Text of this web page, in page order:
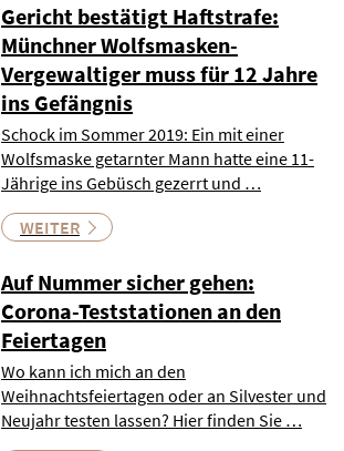
Gericht bestätigt Haftstrafe:
Münchner Wolfsmasken-
Vergewaltiger muss für 12 Jahre
ins Gefängnis
Schock im Sommer 2019: Ein mit einer
Wolfsmaske getarnter Mann hatte eine 11-
Jährige ins Gebüsch gezerrt und …
WEITER
Auf Nummer sicher gehen:
Corona-Teststationen an den
Feiertagen
Wo kann ich mich an den
Weihnachtsfeiertagen oder an Silvester und
Neujahr testen lassen? Hier finden Sie …